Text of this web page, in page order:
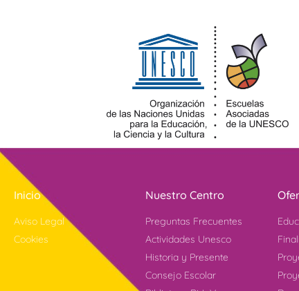
Inicio
Aviso Legal
Cookies
Nuestro Centro
Preguntas Frecuentes
Actividades Unesco
Historia y Presente
Consejo Escolar